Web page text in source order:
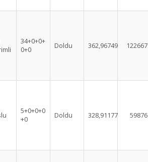
34+0+0+
0+0
Doldu 362,96749 122667
5+0+0+0
+0
Doldu 328,91177 59876